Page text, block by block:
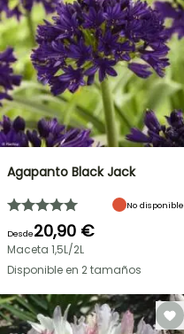
Agapanto Black Jack
No disponible
Desde20,90 €
Maceta 1,5L/2L
Disponible en 2 tamaños